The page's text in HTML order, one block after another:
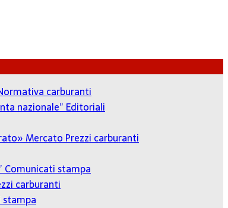
carburanti
nazionale” Editoriali
Mercato Prezzi carburanti
Comunicati stampa
carburanti